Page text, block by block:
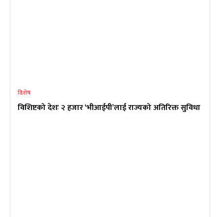
विशेष
विशिष्टको देशः २ हजार ‘भीआईपी’लाई राज्यको अतिरिक्त सुविधा